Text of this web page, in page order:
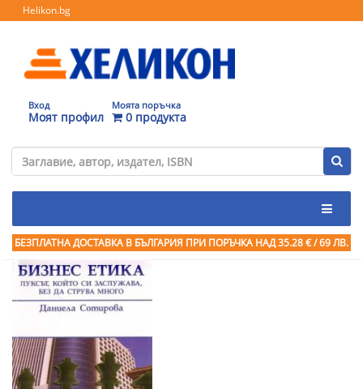
Helikon.bg
Вход
Моят профил
Моята поръчка
0 продукта
БЕЗПЛАТНА ДОСТАВКА В БЪЛГАРИЯ ПРИ ПОРЪЧКА НАД 35.28 € / 69 ЛВ.